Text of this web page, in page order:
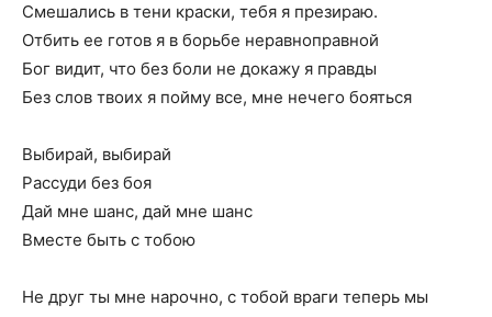
Смешались в тени краски, тебя я презираю.
Отбить ее готов я в борьбе неравноправной
Бог видит, что без боли не докажу я правды
Без слов твоих я пойму все, мне нечего бояться
Выбирай, выбирай
Рассуди без боя
Дай мне шанс, дай мне шанс
Вместе быть с тобою
Не друг ты мне нарочно, с тобой враги теперь мы